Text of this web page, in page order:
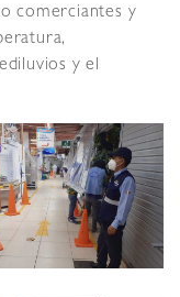
comerciantes y
y el